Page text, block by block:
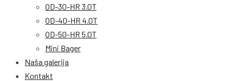
OD-30-HR 3.0T
OD-40-HR 4.0T
OD-50-HR 5.0T
Mini Bager
Naša galerija
Kontakt